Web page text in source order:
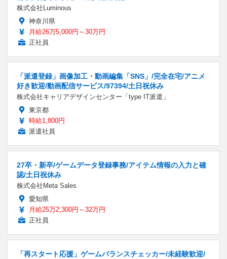
株式会社Luminous
神奈川県
月給26万5,000円～30万円
正社員
「派遣登録」画像加工・動画編集「SNS」/完全在宅/アニメ
好き歓迎/動画配信サービス/97394/土日祝休み
株式会社キャリアデザインセンター「type IT派遣」
東京都
時給1,800円
派遣社員
27卒・新卒/ゲームデータ登録事務/アイテム情報の入力と確
認/土日祝休み
株式会社Meta Sales
愛知県
月給25万2,300円～32万円
正社員
「再スタート応援」ゲームバランスチェッカー/未経験歓迎/